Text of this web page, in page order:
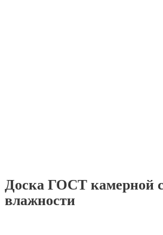
Доска ГОСТ камерной
влажности